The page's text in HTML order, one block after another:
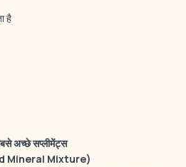
है
अच्छेसप्लीमेंट्स
Mineral Mixture)